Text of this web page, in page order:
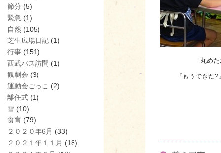
節分 (5)
緊急 (1)
自然 (105)
芝生広場日記 (1)
行事 (151)
西武バス訪問 (1)
観劇会 (3)
運動会ごっこ (2)
離任式 (1)
雪 (10)
食育 (79)
２０２０年6月 (33)
２０２１年１１月 (18)
丸め
「もうできた